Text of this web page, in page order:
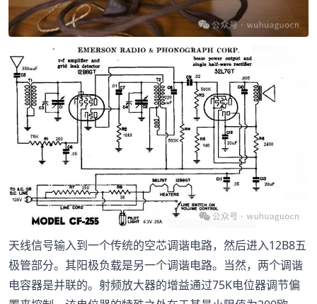
天线信号输入到一个传统的空芯调谐电路，然后进入12B8五
极管部分。其阳极负载是另一个调谐电路。当然，两个调谐
电容器是并联的。射频放大器的增益通过75K电位器调节偏